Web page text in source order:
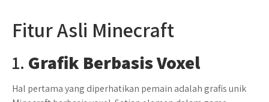
Fitur Asli Minecraft
1. Grafik Berbasis Voxel
Hal pertama yang diperhatikan pemain adalah grafis unik